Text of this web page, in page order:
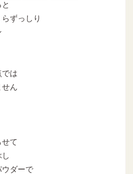
ずっしり
では
せん
て
ウダーで